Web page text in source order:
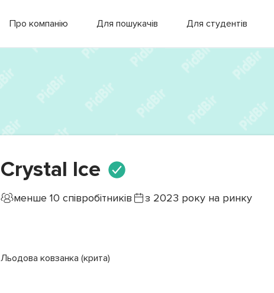
Про компанію Для пошукачів Для студентів
Crystal Ice
менше 10 співробітників з 2023 року на ринку
Льодова ковзанка (крита)